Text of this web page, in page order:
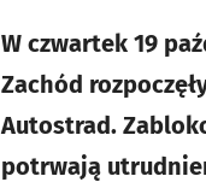
W czwartek 19
Zachód
Autostrad.
potrwają